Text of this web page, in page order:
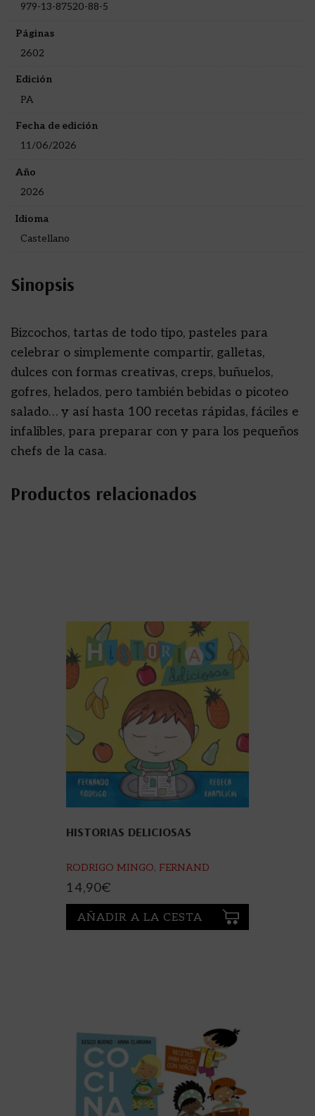
979-13-87520-88-5
Páginas
2602
Edición
PA
Fecha de edición
11/06/2026
Año
2026
Idioma
Castellano
Sinopsis
Bizcochos, tartas de todo tipo, pasteles para
celebrar o simplemente compartir, galletas,
dulces con formas creativas, creps, buñuelos,
gofres, helados, pero también bebidas o picoteo
salado… y así hasta 100 recetas rápidas, fáciles e
infalibles, para preparar con y para los pequeños
chefs de la casa.
Productos relacionados
HISTORIAS DELICIOSAS
RODRIGO MINGO, FERNAND
14,90€
AÑADIR A LA CESTA